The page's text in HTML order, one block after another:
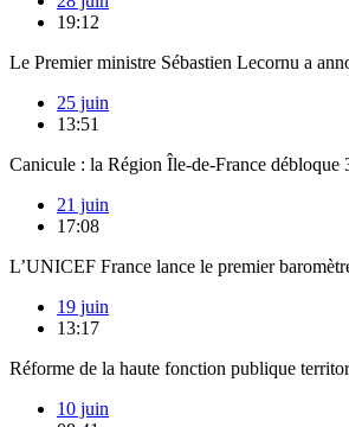
19:12
Le Premier ministre Sébastien Lecornu a
25 juin
13:51
Canicule : la Région Île-de-France débloque
21 juin
17:08
L’UNICEF France lance le premier
19 juin
13:17
Réforme de la haute fonction publique
10 juin